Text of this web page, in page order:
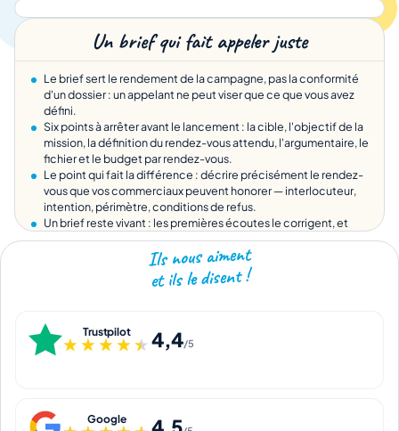
Un brief qui fait appeler juste
Le brief sert le rendement de la campagne, pas la conformité
d'un dossier : un appelant ne peut viser que ce que vous avez
défini.
Six points à arrêter avant le lancement : la cible, l'objectif de la
mission, la définition du rendez-vous attendu, l'argumentaire, le
fichier et le budget par rendez-vous.
Le point qui fait la différence : décrire précisément le rendez-
vous que vos commerciaux peuvent honorer — interlocuteur,
intention, périmètre, conditions de refus.
Un brief reste vivant : les premières écoutes le corrigent, et
c'est vous qui validez chaque rendez-vous au résultat.
Ils nous aiment
et ils le disent !
Trustpilot
★★★★★
★★★★★ 4,4/5
Google